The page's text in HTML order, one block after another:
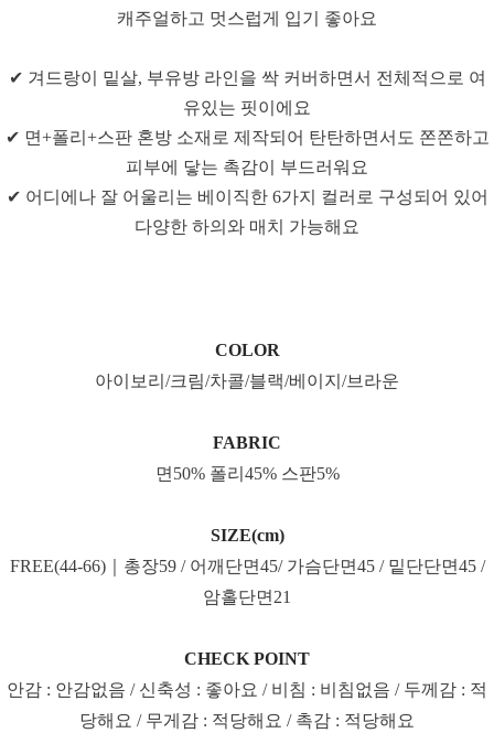
캐주얼하고 멋스럽게 입기 좋아요
✔ 겨드랑이 밑살, 부유방 라인을 싹 커버하면서 전체적으로 여
유있는 핏이에요
✔ 면+폴리+스판 혼방 소재로 제작되어 탄탄하면서도 쫀쫀하고
피부에 닿는 촉감이 부드러워요
✔ 어디에나 잘 어울리는 베이직한 6가지 컬러로 구성되어 있어
다양한 하의와 매치 가능해요
COLOR
아이보리/크림/차콜/블랙/베이지/브라운
FABRIC
면50% 폴리45% 스판5%
SIZE(cm)
FREE(44-66)｜총장59 / 어깨단면45/ 가슴단면45 / 밑단단면45 /
암홀단면21
CHECK POINT
안감 : 안감없음 / 신축성 : 좋아요 / 비침 : 비침없음 / 두께감 : 적
당해요 / 무게감 : 적당해요 / 촉감 : 적당해요